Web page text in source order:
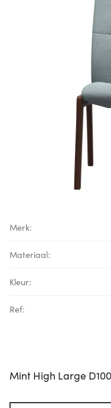
Merk:
Materiaal:
Kleur:
Ref:
Mint High Large